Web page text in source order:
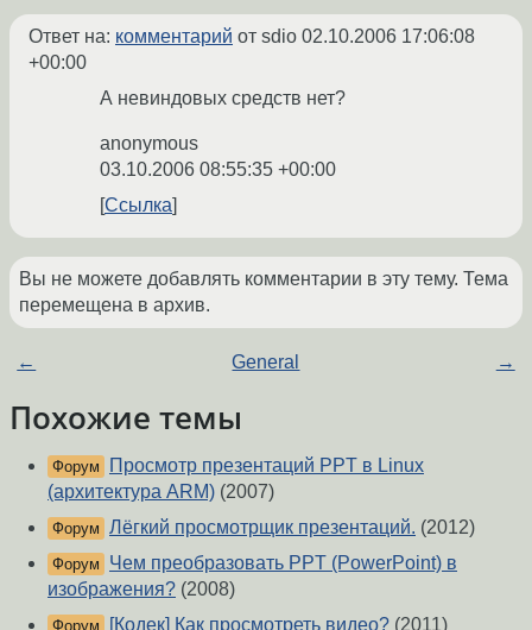
Ответ на: комментарий от sdio 02.10.2006 17:06:08
+00:00
А невиндовых средств нет?
anonymous
03.10.2006 08:55:35 +00:00
Ссылка
Вы не можете добавлять комментарии в эту тему. Тема
перемещена в архив.
← General →
Похожие темы
Форум
Просмотр презентаций PPT в Linux
(архитектура ARM) (2007)
Форум Лёгкий просмотрщик презентаций. (2012)
Форум
Чем преобразовать PPT (PowerPoint) в
изображения? (2008)
Форум [Кодек] Как просмотреть видео? (2011)